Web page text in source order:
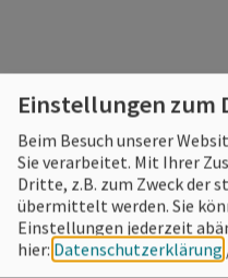
Möchten Sie von
bereitgestellte
Ja
Einstellungen zum
Beim Besuch unserer
Sie verarbeitet. Mit Ihrer
Dritte, z.B. zum Zweck der
übermittelt werden. Sie
Einstellungen jederzeit
hier: Datenschutzerklärung